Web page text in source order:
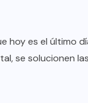
hoy es el último
se solucionen